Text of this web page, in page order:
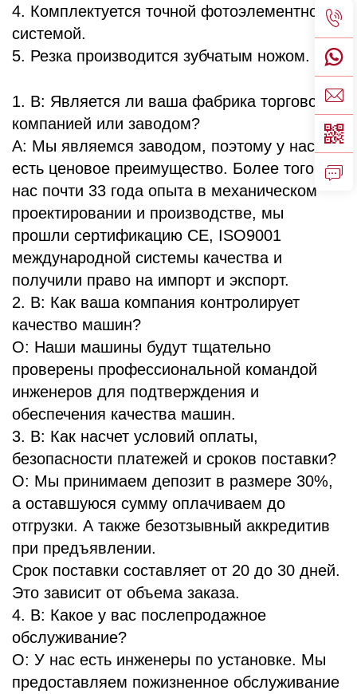
4. Комплектуется точной фотоэлементной
системой.
5. Резка производится зубчатым ножом.
1. В: Является ли ваша фабрика торговой
компанией или заводом?
A: Мы являемся заводом, поэтому у нас
есть ценовое преимущество. Более того, у
нас почти 33 года опыта в механическом
проектировании и производстве, мы
прошли сертификацию CE, ISO9001
международной системы качества и
получили право на импорт и экспорт.
2. В: Как ваша компания контролирует
качество машин?
О: Наши машины будут тщательно
проверены профессиональной командой
инженеров для подтверждения и
обеспечения качества машин.
3. В: Как насчет условий оплаты,
безопасности платежей и сроков поставки?
О: Мы принимаем депозит в размере 30%,
а оставшуюся сумму оплачиваем до
отгрузки. А также безотзывный аккредитив
при предъявлении.
Срок поставки составляет от 20 до 30 дней.
Это зависит от объема заказа.
4. В: Какое у вас послепродажное
обслуживание?
О: У нас есть инженеры по установке. Мы
предоставляем пожизненное обслуживание